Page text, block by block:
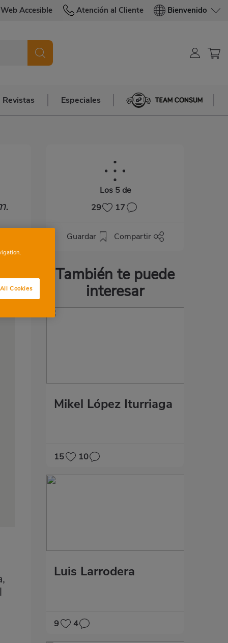
Web Accesible Atención al Cliente Bienvenido
Revistas Especiales Team Consum
Los 5 de
29
17
Guardar Compartir
También te puede
interesar
Mikel López Iturriaga
15 10
Luis Larrodera
9 4
Cookies